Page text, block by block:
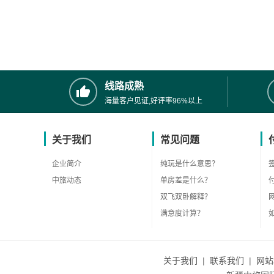
线路成熟
海量客户见证,好评率96%以上
关于我们
企业简介
中旅动态
常见问题
纯玩是什么意思？
单房差是什么？
双飞双卧解释？
满意度计算？
关于我们 | 联系我们 |
网